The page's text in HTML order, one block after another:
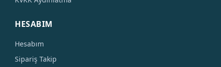
HESABIM
Hesabım
Sipariş Takip